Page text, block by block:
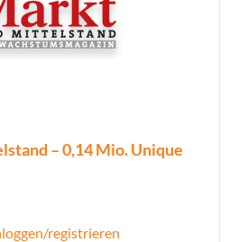
– 0,14 Mio. Unique
registrieren